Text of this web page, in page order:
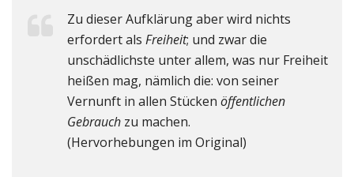
Zu dieser Aufklärung aber wird nichts
erfordert als Freiheit; und zwar die
unschädlichste unter allem, was nur Freiheit
heißen mag, nämlich die: von seiner
Vernunft in allen Stücken öffentlichen
Gebrauch zu machen.
(Hervorhebungen im Original)